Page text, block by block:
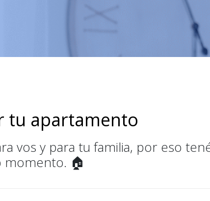
tu apartamento
vos y para tu familia, por eso
momento. 🏠